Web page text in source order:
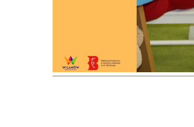
funkcjonalność
i strukturę